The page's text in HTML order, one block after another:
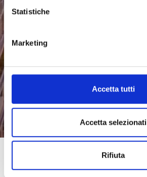
Statistiche
Marketing
Accetta tutti
Accetta selezionati
Rifiuta